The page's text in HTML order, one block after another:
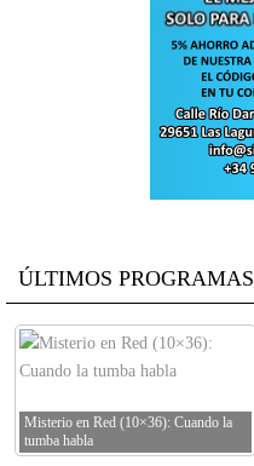
ÚLTIMOS PROGRAMAS
Misterio en Red (10×36): Cuando la
tumba habla